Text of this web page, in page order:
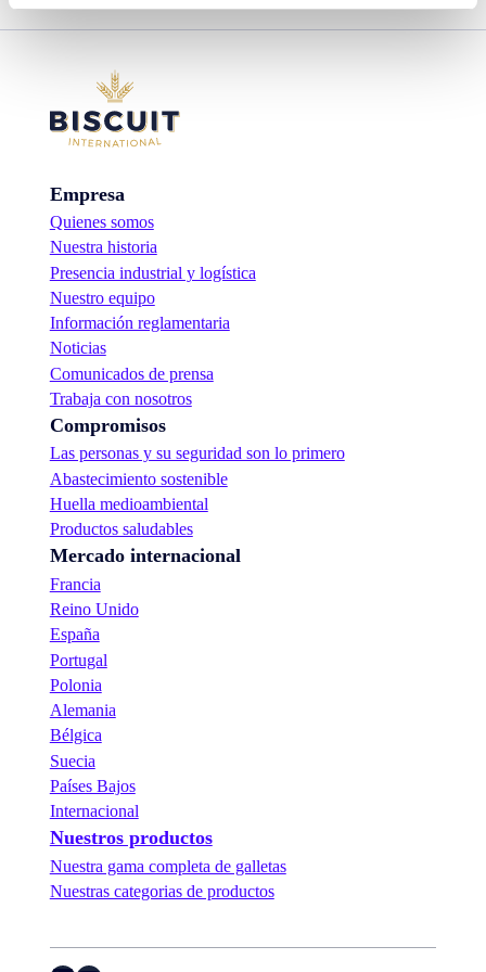
Empresa
Quienes somos
Nuestra historia
Presencia industrial y logística
Nuestro equipo
Información reglamentaria
Noticias
Comunicados de prensa
Trabaja con nosotros
Compromisos
Las personas y su seguridad son lo primero
Abastecimiento sostenible
Huella medioambiental
Productos saludables
Mercado internacional
Francia
Reino Unido
España
Portugal
Polonia
Alemania
Bélgica
Suecia
Países Bajos
Internacional
Nuestros productos
Nuestra gama completa de galletas
Nuestras categorias de productos